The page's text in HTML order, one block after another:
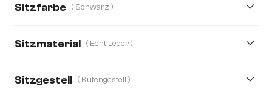
Sitzfarbe ( Schwarz )
Sitzmaterial ( Echt Leder )
Sitzgestell ( Kufengestell )